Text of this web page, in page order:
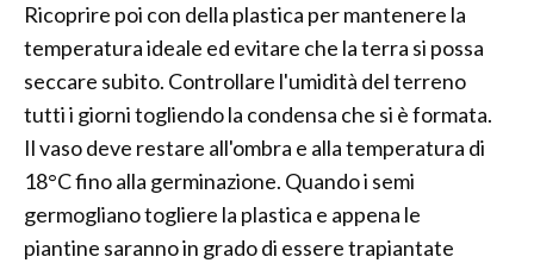
Ricoprire poi con della plastica per mantenere la
temperatura ideale ed evitare che la terra si possa
seccare subito. Controllare l'umidità del terreno
tutti i giorni togliendo la condensa che si è formata.
Il vaso deve restare all'ombra e alla temperatura di
18°C fino alla germinazione. Quando i semi
germogliano togliere la plastica e appena le
piantine saranno in grado di essere trapiantate